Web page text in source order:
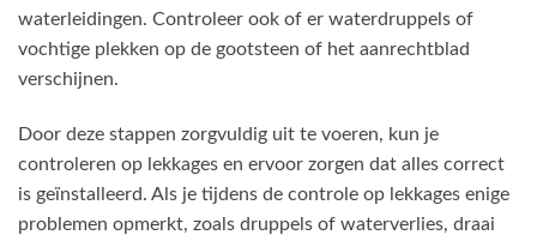
waterleidingen. Controleer ook of er waterdruppels of
vochtige plekken op de gootsteen of het aanrechtblad
verschijnen.
Door deze stappen zorgvuldig uit te voeren, kun je
controleren op lekkages en ervoor zorgen dat alles correct
is geïnstalleerd. Als je tijdens de controle op lekkages enige
problemen opmerkt, zoals druppels of waterverlies, draai